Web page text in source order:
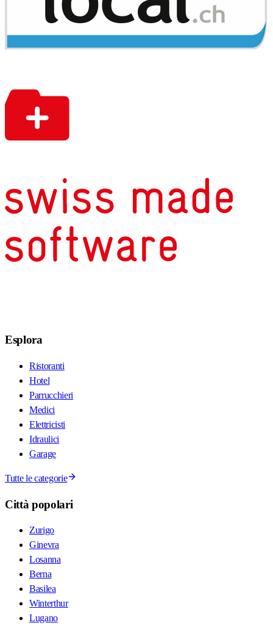
Esplora
Ristoranti
Hotel
Parrucchieri
Medici
Elettricisti
Idraulici
Garage
Tutte le categorie
Città popolari
Zurigo
Ginevra
Losanna
Berna
Basilea
Winterthur
Lugano